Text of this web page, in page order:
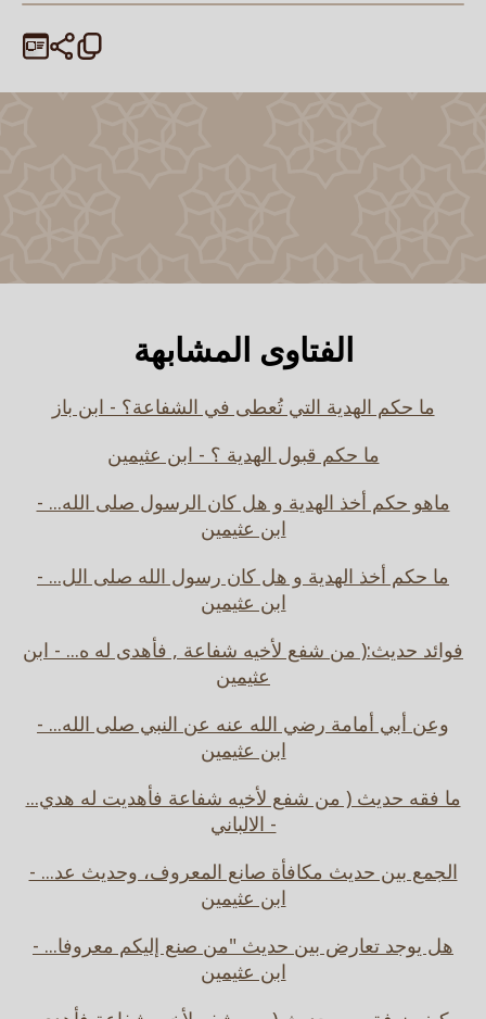
الفتاوى المشابهة
ما حكم الهدية التي تُعطى في الشفاعة؟ - ابن باز
ما حكم قبول الهدية ؟ - ابن عثيمين
ماهو حكم أخذ الهدية و هل كان الرسول صلى الله... -
ابن عثيمين
ما حكم أخذ الهدية و هل كان رسول الله صلى الل... -
ابن عثيمين
فوائد حديث:( من شفع لأخيه شفاعة , فأهدى له ه... - ابن
عثيمين
وعن أبي أمامة رضي الله عنه عن النبي صلى الله... -
ابن عثيمين
ما فقه حديث ( من شفع لأخيه شفاعة فأهديت له هدي...
- الالباني
الجمع بين حديث مكافأة صانع المعروف، وحديث عد... -
ابن عثيمين
هل يوجد تعارض بين حديث "من صنع إليكم معروفا... -
ابن عثيمين